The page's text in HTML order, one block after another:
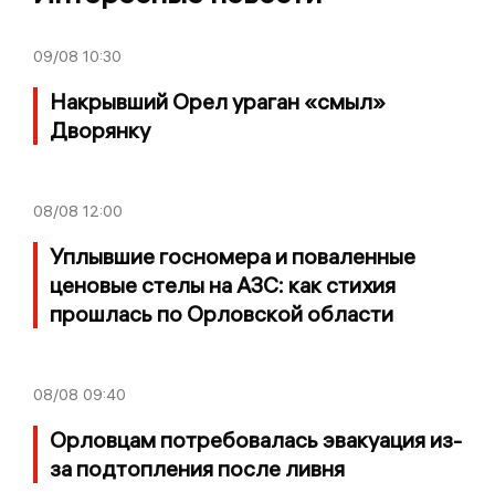
09/08 10:30
Накрывший Орел ураган «смыл»
Дворянку
08/08 12:00
Уплывшие госномера и поваленные
ценовые стелы на АЗС: как стихия
прошлась по Орловской области
08/08 09:40
Орловцам потребовалась эвакуация из-
за подтопления после ливня